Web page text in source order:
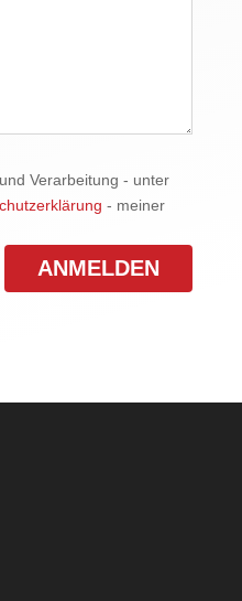
Verarbeitung - unter
- meiner